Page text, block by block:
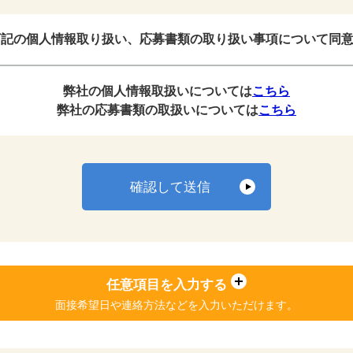
の個人情報取り扱い、応募書類の取り扱い事項について同意
弊社の個人情報取扱いについてはこちら
弊社の応募書類の取扱いについてはこちら
確認して送信
任意項目を入力する
面接希望日や連絡方法などを 入力いただけます。